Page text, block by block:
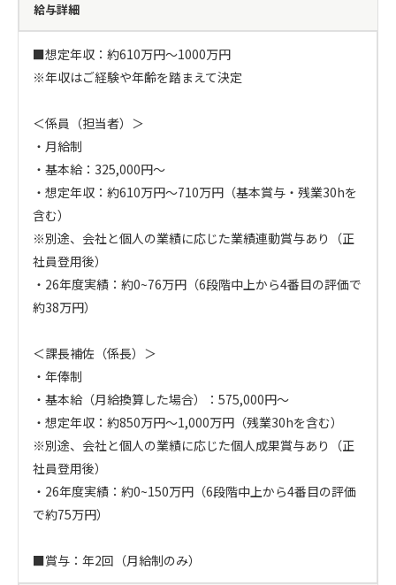
給与詳細
■想定年収：約610万円～1000万円
※年収はご経験や年齢を踏まえて決定
＜係員（担当者）＞
・月給制
・基本給：325,000円～
・想定年収：約610万円～710万円（基本賞与・残業30hを
含む）
※別途、会社と個人の業績に応じた業績連動賞与あり（正
社員登用後）
・26年度実績：約0~76万円（6段階中上から4番目の評価で
約38万円）
＜課長補佐（係長）＞
・年俸制
・基本給（月給換算した場合）：575,000円～
・想定年収：約850万円～1,000万円（残業30hを含む）
※別途、会社と個人の業績に応じた個人成果賞与あり（正
社員登用後）
・26年度実績：約0~150万円（6段階中上から4番目の評価
で約75万円）
■賞与：年2回（月給制のみ）